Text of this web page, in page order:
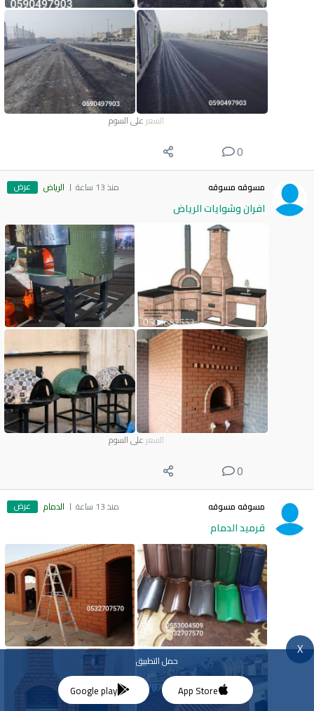
السعر على السوم
0
مسوقه مسوقه منذ 13 ساعة الرياض عرض
افران وشوايات الرياض
السعر على السوم
0
مسوقه مسوقه منذ 13 ساعة الدمام عرض
قرميد الدمام
X
حمل التطبيق
App Store
Google play